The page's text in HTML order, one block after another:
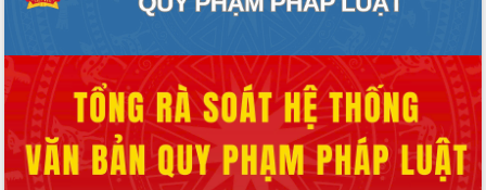
Quyết liệt tháo gỡ vướng mắc, đẩy
trong Khu kinh tế Nam Phú Yên
Hòn Yến phát triển du lịch gắn với bảo
tồn biển
Lấy ý kiến điều chỉnh Quy hoạch tỉnh
Đắk Lắk thời kỳ 2021-2030, tầm nhìn
đến năm 2050